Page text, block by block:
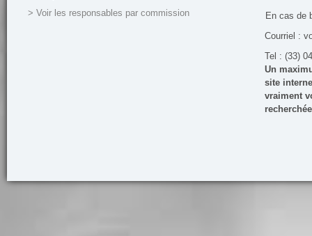
> Voir les responsables par commission
En cas de
Courriel :
Tel : (33)
Un
site
vraiment